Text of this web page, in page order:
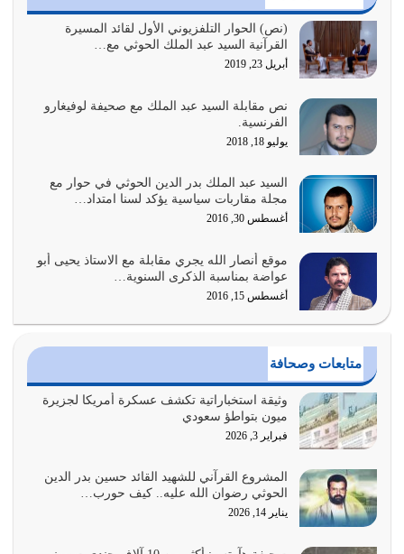
السبب الرئيسي لشقاء الأمة الابتعاد عن كتاب الله والتعدي
لحدود الله بالإضافات للدين
أغسطس 1, 2026
أبرز أسباب الشقاء هو الإعراض عن ذكر الله وعن هدى الله
المتمثل في القرآن الكريم
يوليو 31, 2026
أولياء الشيطان كلما كانوا أكثر ولاءً وطاعة للشيطان كلما كانوا
أكثر ضعفاً
يوليو 30, 2026
وعد الله تعالى من يُقتل في سبيله بالحياة الأبدية والرزق
والاستبشار والنجاة والخلود في…
يوليو 29, 2026
القرآن الكريم هو أهم مصدر لمعرفة رسول الله معرفة سيرته
معرفة شخصيته معرفة عظمته
يوليو 28, 2026
هل نحن من الصالحين؟ قيِّم نفسك هنا اترك القرآن على أصله
وأعرض نفسك، وأعرض ما لديك على…
يوليو 27, 2026
عندما يكون عدوك هو عدو الله معناه أن تكون نقاط الضعف
فيه كثيرة وسينصرك الله عليه إذا…
يوليو 26, 2026
(نص) الحوار التلفزيوني الأول لقائد المسيرة
القرآنية السيد عبد الملك الحوثي مع…
أبريل 23, 2019
نص مقابلة السيد عبد الملك مع صحيفة لوفيغارو
الفرنسية.
يوليو 18, 2018
السيد عبد الملك بدر الدين الحوثي في حوار مع
مجلة مقاربات سياسية يؤكد لسنا امتداد…
أغسطس 30, 2016
موقع أنصار الله يجري مقابلة مع الاستاذ يحيى أبو
عواضة بمناسبة الذكرى السنوية…
أغسطس 15, 2016
متابعات وصحافة
وثيقة استخباراتية تكشف عسكرة أمريكا لجزيرة
ميون بتواطؤ سعودي
فبراير 3, 2026
المشروع القرآني للشهيد القائد حسين بدر الدين
الحوثي رضوان الله عليه.. كيف حورب…
يناير 14, 2026